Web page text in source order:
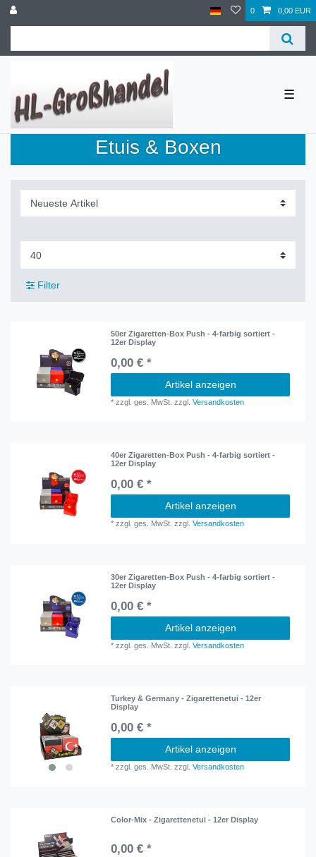
0 0,00 EUR
☰
Etuis & Boxen
Filter
50er Zigaretten-Box Push - 4-farbig sortiert -
12er Display
0,00 € *
Artikel anzeigen
*zzgl. ges. MwSt. zzgl.Versandkosten
40er Zigaretten-Box Push - 4-farbig sortiert -
12er Display
0,00 € *
Artikel anzeigen
*zzgl. ges. MwSt. zzgl.Versandkosten
30er Zigaretten-Box Push - 4-farbig sortiert -
12er Display
0,00 € *
Artikel anzeigen
*zzgl. ges. MwSt. zzgl.Versandkosten
Turkey & Germany - Zigarettenetui - 12er
Display
0,00 € *
Artikel anzeigen
*zzgl. ges. MwSt. zzgl.Versandkosten
Color-Mix - Zigarettenetui - 12er Display
0,00 € *